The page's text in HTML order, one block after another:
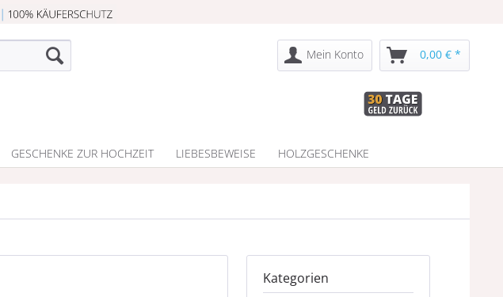
Mein Konto 0,00 € *
GESCHENKE ZUR HOCHZEIT LIEBESBEWEISE HOLZGESCHENKE
Kategorien